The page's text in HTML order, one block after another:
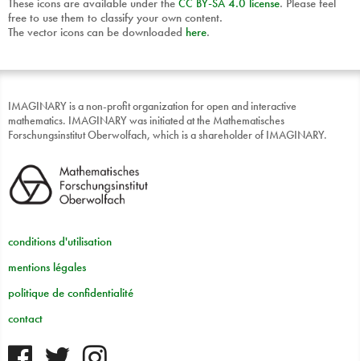
These icons are available under the CC BY-SA 4.0 license. Please feel
free to use them to classify your own content.
The vector icons can be downloaded here.
IMAGINARY is a non-profit organization for open and interactive
mathematics. IMAGINARY was initiated at the Mathematisches
Forschungsinstitut Oberwolfach, which is a shareholder of IMAGINARY.
conditions d'utilisation
mentions légales
politique de confidentialité
contact